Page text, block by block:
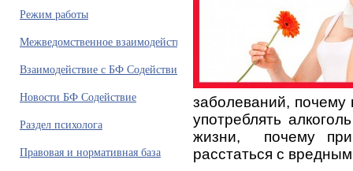
Режим работы
Межведомственное взаимодействие
Взаимодействие с БФ Содействие
Новости БФ Содействие
Раздел психолога
Правовая и нормативная база
заболеваний,
употреблять
жизни,
почему
расстаться с